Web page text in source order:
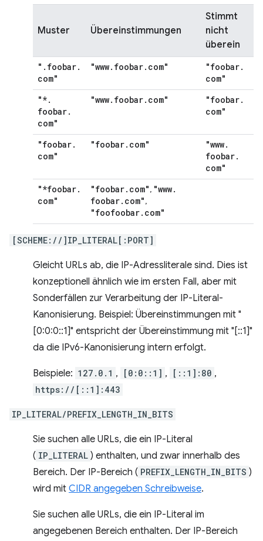
Muster Übereinstimmungen
Stimmt
nicht
überein
" . foobar.
com"
"www. foobar. com" "foobar.
com"
"*.
foobar.
com"
"www. foobar. com" "foobar.
com"
"foobar.
com"
"foobar. com" "www.
foobar.
com"
"*foobar.
com"
"foobar. com", "www.
foobar. com",
"foofoobar. com"
[SCHEME://]IP_LITERAL[:PORT]
Gleicht URLs ab, die IP-Adressliterale sind. Dies ist
konzeptionell ähnlich wie im ersten Fall, aber mit
Sonderfällen zur Verarbeitung der IP-Literal-
Kanonisierung. Beispiel: Übereinstimmungen mit "
[0:0:0::1]" entspricht der Übereinstimmung mit "[::1]"
da die IPv6-Kanonisierung intern erfolgt.
Beispiele: 127.0.1 , [0:0::1] , [::1]:80 ,
https://[::1]:443
IP_LITERAL/PREFIX_LENGTH_IN_BITS
Sie suchen alle URLs, die ein IP-Literal
( IP_LITERAL ) enthalten, und zwar innerhalb des
Bereich. Der IP-Bereich ( PREFIX_LENGTH_IN_BITS )
wird mit CIDR angegeben Schreibweise.
Sie suchen alle URLs, die ein IP-Literal im
angegebenen Bereich enthalten. Der IP-Bereich